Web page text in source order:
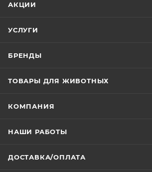
АКЦИИ
УСЛУГИ
БРЕНДЫ
ТОВАРЫ ДЛЯ ЖИВОТНЫХ
КОМПАНИЯ
НАШИ РАБОТЫ
ДОСТАВКА/ОПЛАТА